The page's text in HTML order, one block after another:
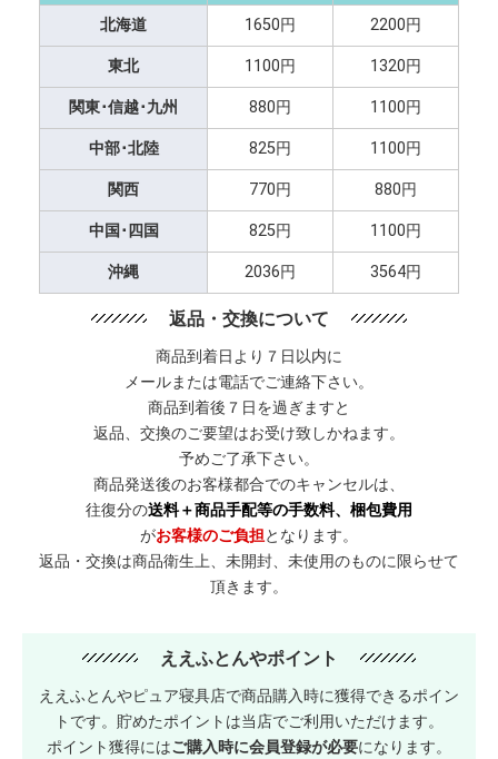
北海道 1650円 2200円
東北 1100円 1320円
関東･信越･九州 880円 1100円
中部･北陸 825円 1100円
関西 770円 880円
中国･四国 825円 1100円
沖縄 2036円 3564円
返品・交換について
商品到着日より７日以内に
メールまたは電話でご連絡下さい。
商品到着後７日を過ぎますと
返品、交換のご要望はお受け致しかねます。
予めご了承下さい。
商品発送後のお客様都合でのキャンセルは、
往復分の送料＋商品手配等の手数料、梱包費用
がお客様のご負担となります。
返品・交換は商品衛生上、未開封、未使用のものに限らせて
頂きます。
ええふとんやポイント
ええふとんやピュア寝具店で商品購入時に獲得できるポイン
トです。貯めたポイントは当店でご利用いただけます。
ポイント獲得にはご購入時に会員登録が必要になります。